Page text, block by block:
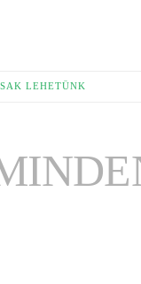
LEHETÜNK